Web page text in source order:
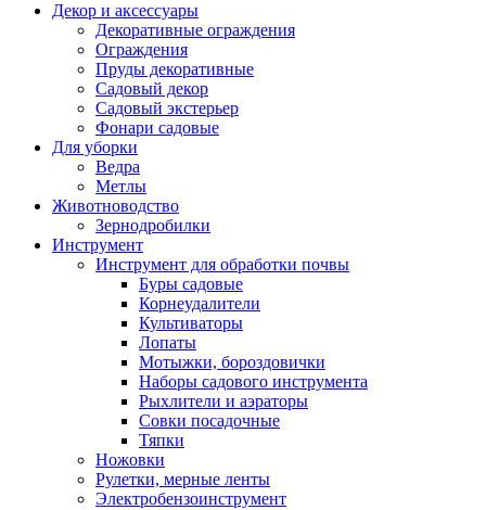
Декор и аксессуары
Декоративные ограждения
Ограждения
Пруды декоративные
Садовый декор
Садовый экстерьер
Фонари садовые
Для уборки
Ведра
Метлы
Животноводство
Зернодробилки
Инструмент
Инструмент для обработки почвы
Буры садовые
Корнеудалители
Культиваторы
Лопаты
Мотыжки, бороздовички
Наборы садового инструмента
Рыхлители и аэраторы
Совки посадочные
Тяпки
Ножовки
Рулетки, мерные ленты
Электробензоинструмент